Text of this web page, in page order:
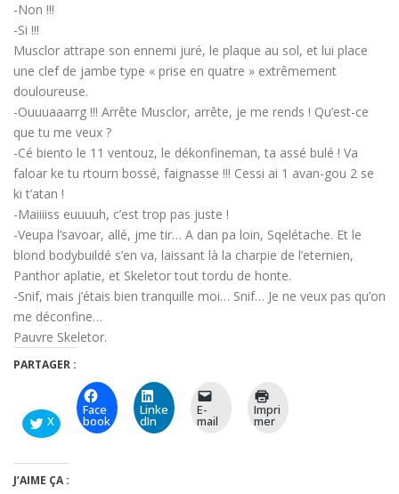
-Non !!!
-Si !!!
Musclor attrape son ennemi juré, le plaque au sol, et lui place
une clef de jambe type « prise en quatre » extrêmement
douloureuse.
-Ouuuaaarrg !!! Arrête Musclor, arrête, je me rends ! Qu’est-ce
que tu me veux ?
-Cé biento le 11 ventouz, le dékonfineman, ta assé bulé ! Va
faloar ke tu rtourn bossé, faignasse !!! Cessi ai 1 avan-gou 2 se
ki t’atan !
-Maiiiiss euuuuh, c’est trop pas juste !
-Veupa l’savoar, allé, jme tir… A dan pa loin, Sqelétache. Et le
blond bodybuildé s’en va, laissant là la charpie de l’eternien,
Panthor aplatie, et Skeletor tout tordu de honte.
-Snif, mais j’étais bien tranquille moi… Snif… Je ne veux pas qu’on
me déconfine…
Pauvre Skeletor.
PARTAGER :
X
Face
book
Linke
dIn
E-
mail
Impri
mer
J’AIME ÇA :